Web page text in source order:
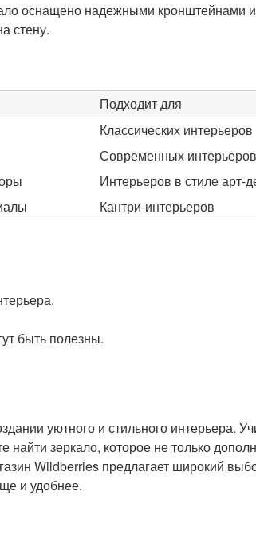
оснащено надежными кронштейнами
стену.
Подходит для
Классических интерьеров
Современных интерьеров
Интерьеров в стиле арт-
Кантри-интерьеров
быть полезны.
уютного и стильного интерьера.
зеркало, которое не только
Wildberries предлагает широкий
и удобнее.